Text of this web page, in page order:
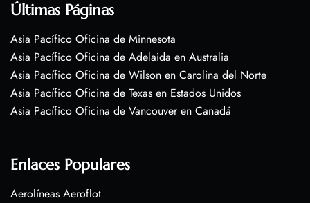
Últimas Páginas
Asia Pacífico Oficina de Minnesota
Asia Pacífico Oficina de Adelaida en Australia
Asia Pacífico Oficina de Wilson en Carolina del Norte
Asia Pacífico Oficina de Texas en Estados Unidos
Asia Pacífico Oficina de Vancouver en Canadá
Enlaces Populares
Aerolíneas Aeroflot